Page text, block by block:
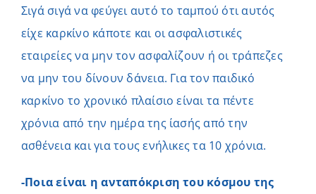
Σιγά σιγά να φεύγει αυτό το ταμπού ότι αυτός
είχε καρκίνο κάποτε και οι ασφαλιστικές
εταιρείες να μην τον ασφαλίζουν ή οι τράπεζες
να μην του δίνουν δάνεια. Για τον παιδικό
καρκίνο το χρονικό πλαίσιο είναι τα πέντε
χρόνια από την ημέρα της ίασής από την
ασθένεια και για τους ενήλικες τα 10 χρόνια.
-Ποια είναι η ανταπόκριση του κόσμου της